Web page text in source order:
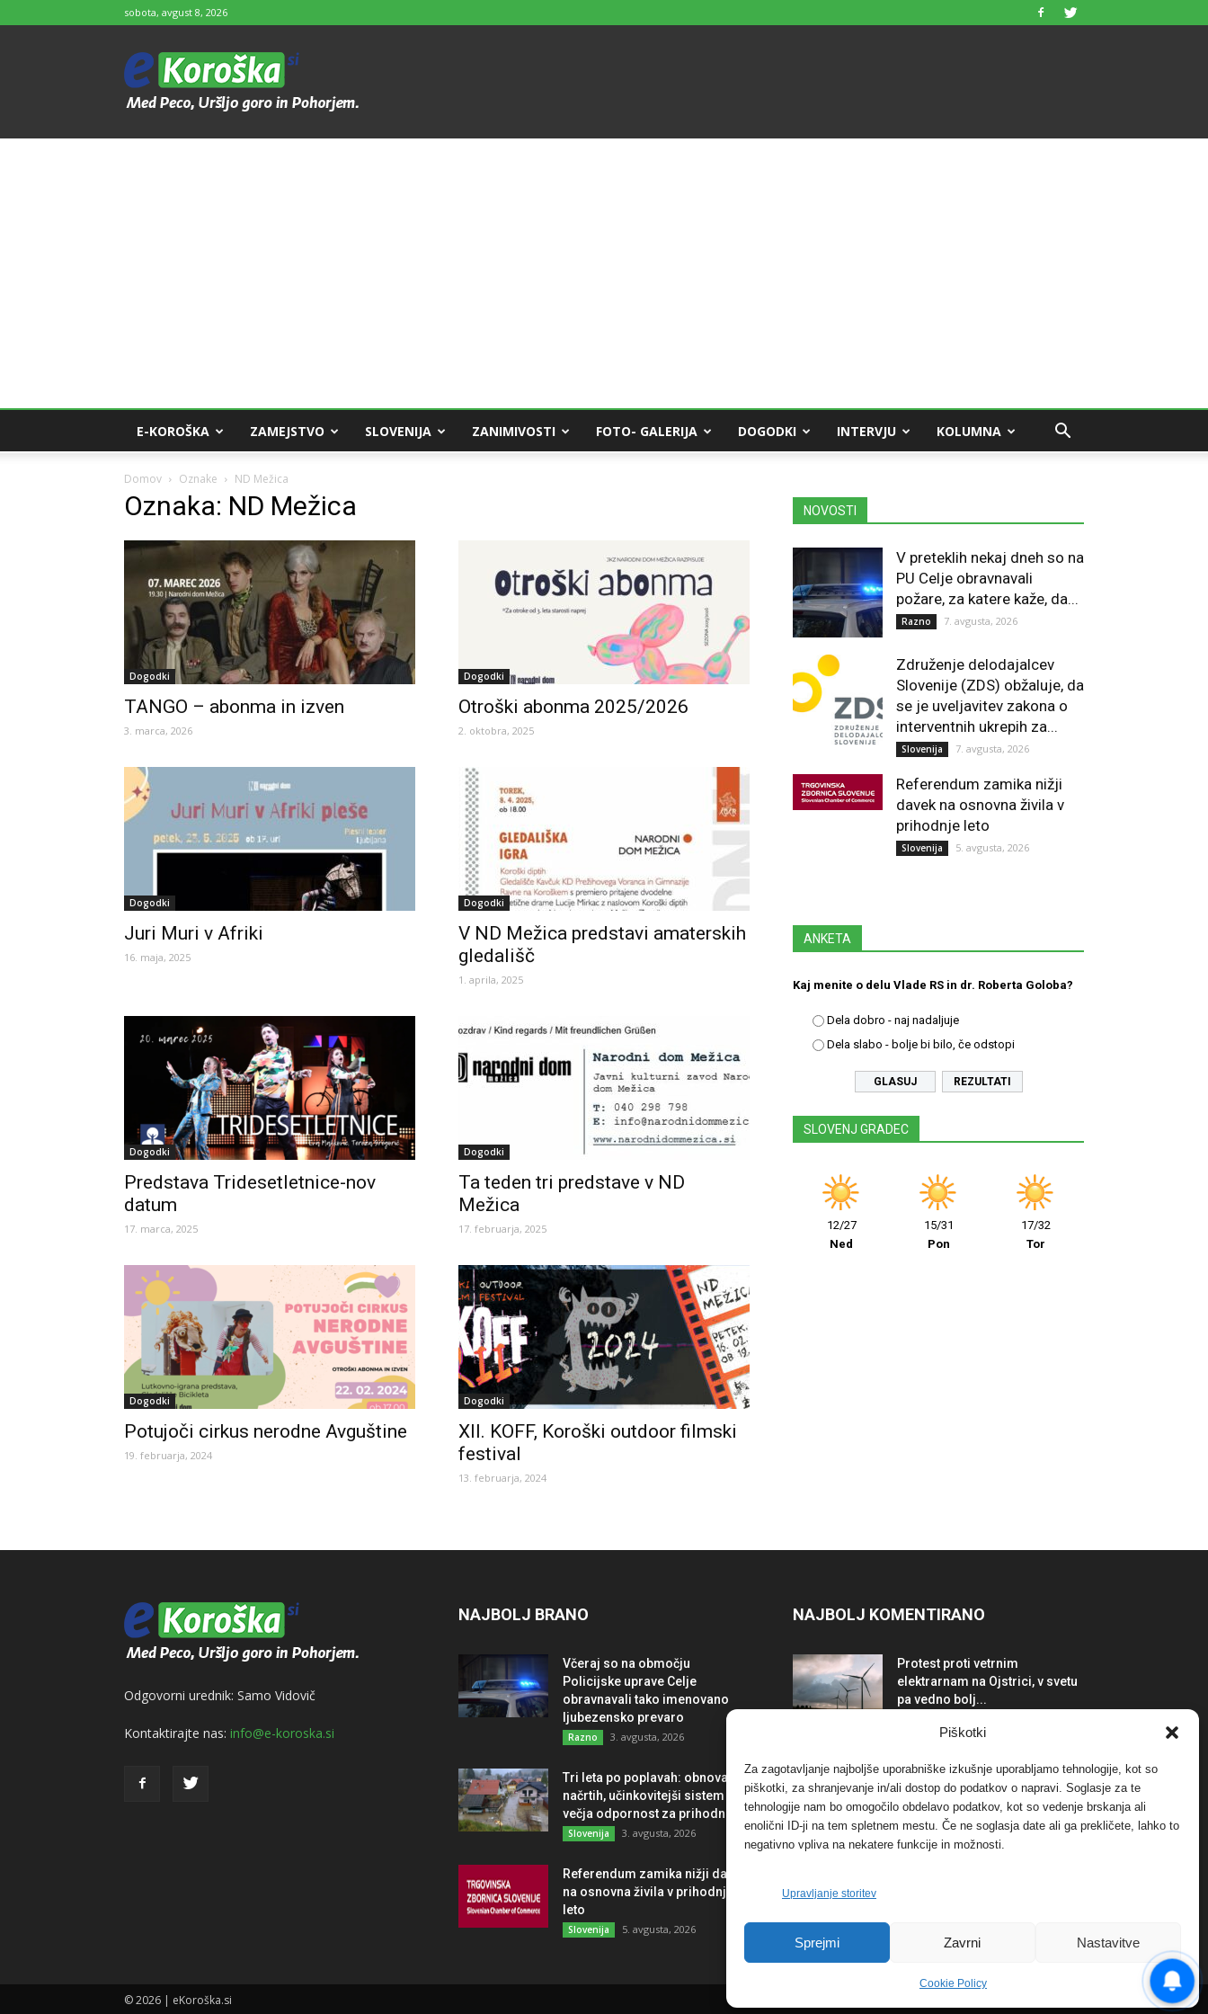
Piškotki
Za zagotavljanje najboljše uporabniške izkušnje uporabljamo tehnologije, kot so
piškotki, za shranjevanje in/ali dostop do podatkov o napravi. Soglasje za te
tehnologije nam bo omogočilo obdelavo podatkov, kot so vedenje brskanja ali
enolični ID-ji na tem spletnem mestu. Če ne soglasja date ali ga prekličete, lahko to
negativno vpliva na nekatere funkcije in možnosti.
Upravljanje storitev
Sprejmi Zavrni Nastavitve
Cookie Policy
sobota, avgust 8, 2026
e-
Koroška
E-KOROŠKA ZAMEJSTVO SLOVENIJA ZANIMIVOSTI FOTO- GALERIJA DOGODKI INTERVJU KOLUMNA
Domov Oznake ND Mežica
Oznaka: ND Mežica
Dogodki
TANGO – abonma in izven
3. marca, 2026
Dogodki
Otroški abonma 2025/2026
2. oktobra, 2025
Dogodki
Juri Muri v Afriki
16. maja, 2025
Dogodki
V ND Mežica predstavi amaterskih
gledališč
1. aprila, 2025
Dogodki
Predstava Tridesetletnice-nov
datum
17. marca, 2025
Dogodki
Ta teden tri predstave v ND
Mežica
17. februarja, 2025
Dogodki
Potujoči cirkus nerodne Avguštine
19. februarja, 2024
Dogodki
XII. KOFF, Koroški outdoor filmski
festival
13. februarja, 2024
NOVOSTI
V preteklih nekaj dneh so na
PU Celje obravnavali
požare, za katere kaže, da...
Razno 7. avgusta, 2026
Združenje delodajalcev
Slovenije (ZDS) obžaluje, da
se je uveljavitev zakona o
interventnih ukrepih za...
Slovenija 7. avgusta, 2026
Referendum zamika nižji
davek na osnovna živila v
prihodnje leto
Slovenija 5. avgusta, 2026
ANKETA
Kaj menite o delu Vlade RS in dr. Roberta Goloba?
Dela dobro - naj nadaljuje
Dela slabo - bolje bi bilo, če odstopi
REZULTATI
SLOVENJ GRADEC
12/27
Ned
15/31
Pon
17/32
Tor
Odgovorni urednik: Samo Vidovič
Kontaktirajte nas: info@e-koroska.si
NAJBOLJ BRANO
Včeraj so na območju
Policijske uprave Celje
obravnavali tako imenovano
ljubezensko prevaro
Razno 3. avgusta, 2026
Tri leta po poplavah: obnova po
načrtih, učinkovitejši sistem in
večja odpornost za prihodnost
Slovenija 3. avgusta, 2026
Referendum zamika nižji davek
na osnovna živila v prihodnje
leto
Slovenija 5. avgusta, 2026
NAJBOLJ KOMENTIRANO
Protest proti vetrnim
elektrarnam na Ojstrici, v svetu
pa vedno bolj...
elektrarnam Verbund
Dogodki 29. januarja, 2018
FOTO: Razstava cvetličarskega
© 2026 | eKoroška.si